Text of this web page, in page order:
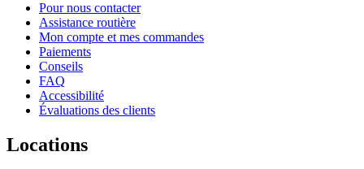
Pour nous contacter
Assistance routière
Mon compte et mes commandes
Paiements
Conseils
FAQ
Accessibilité
Évaluations des clients
Locations